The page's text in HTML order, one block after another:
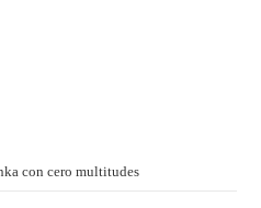
con cero multitudes